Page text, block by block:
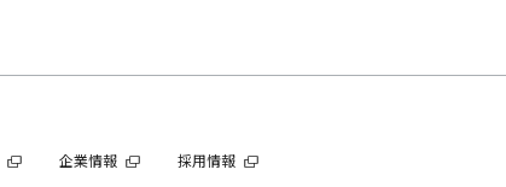
企業情報 採用情報